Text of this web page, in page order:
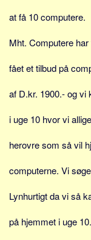
Steder
Webstedet
Forhistorien
Bannere
Hjælp
at få 10 computere.
Mht. Computere
fået et tilbud på
af D.kr. 1900.- og vi
i uge 10 hvor vi
herovre som så vil
computerne. Vi
Lynhurtigt da vi så
på hjemmet i uge